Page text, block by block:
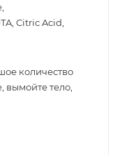
Citric Acid,
количество
вымойте тело,